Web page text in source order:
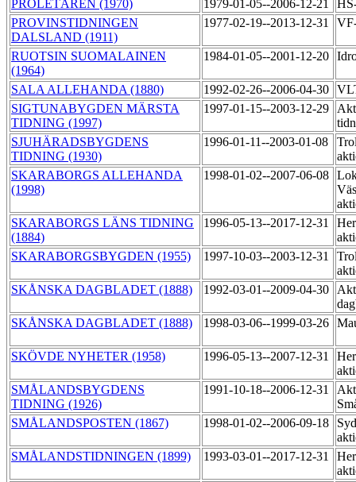
PROLETÄREN (1970) 1979-01-05--2006-12-21
PROVINSTIDNINGEN
DALSLAND (1911)
1977-02-19--2013-12-31
RUOTSIN SUOMALAINEN
(1964)
1984-01-05--2001-12-20
SALA ALLEHANDA (1880) 1992-02-26--2006-04-30
SIGTUNABYGDEN MÄRSTA
TIDNING (1997)
1997-01-15--2003-12-29
SJUHÄRADSBYGDENS
TIDNING (1930)
1996-01-11--2003-01-08
SKARABORGS ALLEHANDA
(1998)
1998-01-02--2007-06-08
SKARABORGS LÄNS TIDNING
(1884)
1996-05-13--2017-12-31
SKARABORGSBYGDEN (1955)
1997-10-03--2003-12-31
SKÅNSKA DAGBLADET (1888)
1992-03-01--2009-04-30
SKÅNSKA DAGBLADET (1888)
1998-03-06--1999-03-26
SKÖVDE NYHETER (1958) 1996-05-13--2007-12-31
SMÅLANDSBYGDENS
TIDNING (1926)
1991-10-18--2006-12-31
SMÅLANDSPOSTEN (1867)
1998-01-02--2006-09-18
SMÅLANDSTIDNINGEN (1899)
1993-03-01--2017-12-31